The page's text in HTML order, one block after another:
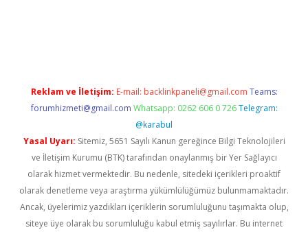
Reklam ve İletişim: E-mail: backlinkpaneli@gmail.com Teams:
forumhizmeti@gmail.com Whatsapp: 0262 606 0 726 Telegram:
@karabul
Yasal Uyarı: Sitemiz, 5651 Sayılı Kanun gereğince Bilgi Teknolojileri
ve İletişim Kurumu (BTK) tarafından onaylanmış bir Yer Sağlayıcı
olarak hizmet vermektedir. Bu nedenle, sitedeki içerikleri proaktif
olarak denetleme veya araştırma yükümlülüğümüz bulunmamaktadır.
Ancak, üyelerimiz yazdıkları içeriklerin sorumluluğunu taşımakta olup,
siteye üye olarak bu sorumluluğu kabul etmiş sayılırlar. Bu internet